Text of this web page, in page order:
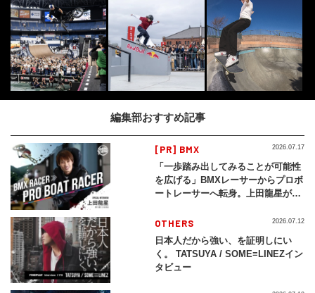
編集部おすすめ記事
[PR] BMX
「一歩踏み出してみることが可能性
を広げる」BMXレーサーからプロボ
ートレーサーへ転身。上田龍星が体
2026.07.17
OTHERS
日本人だから強い、を証明しにい
く。 TATSUYA / SOME≡LINEZイン
タビュー
2026.07.12